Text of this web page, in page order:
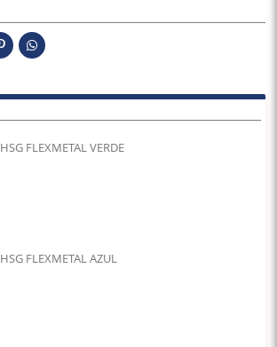
FLEXMETAL VERDE
FLEXMETAL AZUL